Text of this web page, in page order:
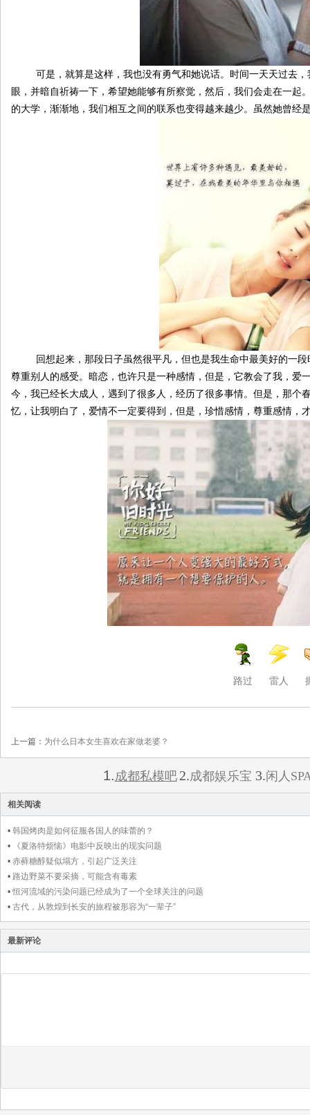
可是，就算是这样，我也没有勇气和她说话。时间一天天过去，
眼，并暗自祈祷一下，希望她能够有所察觉，然后，我们会走在一
的大学，渐渐地，我们相互之间的联系也变得越来越少。虽然她曾
回想起来，那段日子虽然很平凡，但也是我生命中最美好的一段
尊重别人的感受。暗恋，也许只是一种感情，但是，它教会了我，
今，我已经长大成人，遇到了很多人，经历了很多事情。但是，那
忆，让我明白了，爱情不一定要得到，但是，珍惜感情，尊重感情，
路过 雷人
上一篇： 为什么日本女生喜欢在家做老婆？
1.成都私模吧 2.成都娱乐宝 3.闲人
相关阅读
• 韩国烤肉是如何征服各国人的味蕾的？
•
《夏洛特烦恼》电影中反映出的现实问题
• 赤藓糖醇疑似塌方，引起广泛关注
• 路边野菜不要采摘，可能含有毒素
• 恒河流域的污染问题已经成为了一个全球关注的问题
• 古代，从敦煌到长安的旅程被形容为“一辈子”
最新评论